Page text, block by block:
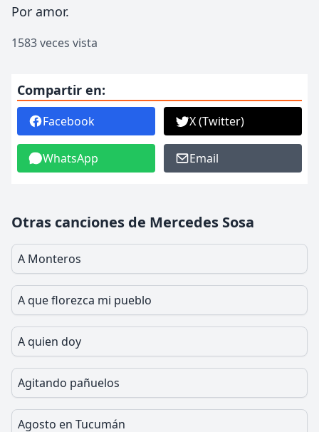
Por amor.
1583 veces vista
Compartir en:
Facebook X (Twitter)
WhatsApp Email
Otras canciones de Mercedes Sosa
A Monteros
A que florezca mi pueblo
A quien doy
Agitando pañuelos
Agosto en Tucumán